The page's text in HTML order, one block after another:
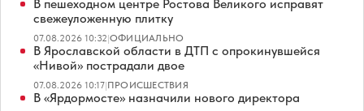
В пешеходном центре Ростова Великого исправят
свежеуложенную плитку
07.08.2026 10:32|ОФИЦИАЛЬНО
В Ярославской области в ДТП с опрокинувшейся
«Нивой» пострадали двое
07.08.2026 10:17|ПРОИСШЕСТВИЯ
В «Ярдормосте» назначили нового директора